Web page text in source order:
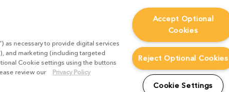
as necessary to provide digital services
and marketing (including targeted
Cookie settings using the buttons
review our
Privacy Policy
Accept Optional
Cookies
Reject Optional Cookies
Cookie Settings